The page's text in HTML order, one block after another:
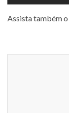
Assista também o